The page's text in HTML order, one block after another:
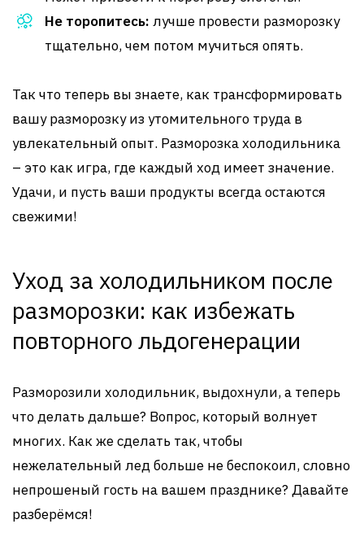
Не торопитесь: лучше провести разморозку
тщательно, чем потом мучиться опять.
Так что теперь вы знаете, как трансформировать
вашу разморозку из утомительного труда в
увлекательный опыт. Разморозка холодильника
– это как игра, где каждый ход имеет значение.
Удачи, и пусть ваши продукты всегда остаются
свежими!
Уход за холодильником после
разморозки: как избежать
повторного льдогенерации
Разморозили холодильник, выдохнули, а теперь
что делать дальше? Вопрос, который волнует
многих. Как же сделать так, чтобы
нежелательный лед больше не беспокоил, словно
непрошеный гость на вашем празднике? Давайте
разберёмся!